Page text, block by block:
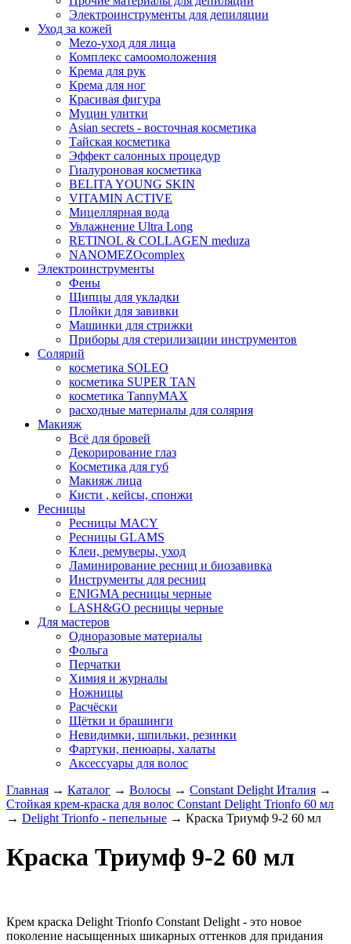
Электроинструменты для депиляции
Уход за кожей
Mezo-уход для лица
Комплекс самоомоложения
Крема для рук
Крема для ног
Красивая фигура
Муцин улитки
Asian seсrets - восточная косметика
Тайская косметика
Эффект салонных процедур
Гиалуроновая косметика
BELITA YOUNG SKIN
VITAMIN ACTIVE
Мицеллярная вода
Увлажнение Ultra Long
RETINOL & COLLAGEN meduza
NANOMEZOcomplex
Электроинструменты
Фены
Щипцы для укладки
Плойки для завивки
Машинки для стрижки
Приборы для стерилизации инструментов
Солярий
косметика SOLEO
косметика SUPER TAN
косметика TannyMAX
расходные материалы для солярия
Макияж
Всё для бровей
Декорирование глаз
Косметика для губ
Макияж лица
Кисти , кейсы, спонжи
Ресницы
Ресницы MACY
Ресницы GLAMS
Клеи, ремуверы, уход
Ламинирование ресниц и биозавивка
Инструменты для ресниц
ENIGMA ресницы черные
LASH&GO ресницы черные
Для мастеров
Одноразовые материалы
Фольга
Перчатки
Химия и журналы
Ножницы
Расчёски
Щётки и брашинги
Невидимки, шпильки, резинки
Фартуки, пенюары, халаты
Аксессуары для волос
Главная → Каталог → Волосы → Constant Delight Италия →
Стойкая крем-краска для волос Constant Delight Trionfo 60 мл
→ Delight Trionfo - пепельные → Краска Триумф 9-2 60 мл
Краска Триумф 9-2 60 мл
Крем краска Delight Trionfo Constant Delight - это новое
поколение насыщенных шикарных оттенков для придания